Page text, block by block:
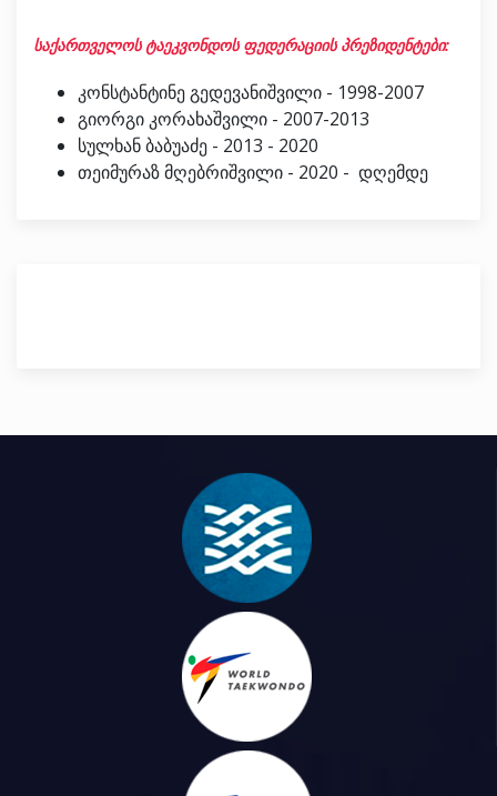
საქართველოს ტაეკვონდოს ფედერაციის პრეზიდენტები:
კონსტანტინე გედევანიშვილი - 1998-2007
გიორგი კორახაშვილი - 2007-2013
სულხან ბაბუაძე - 2013 - 2020
თეიმურაზ მღებრიშვილი - 2020 - დღემდე